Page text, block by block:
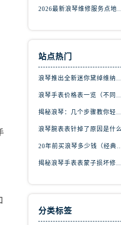
2026最新浪琴维修服
站点热门
浪琴推出全新迷你黛绰维纳系列间金腕表
浪琴手表价格表一览（不同系列与款式的价格区间）
揭秘浪琴：几个步骤教你轻松辨别真伪
浪琴腕表表针掉了原因是什
20年前买浪琴多少钱（经典名
揭秘浪琴手表表蒙子损坏修复秘籍，轻松重获透明之美！
分类标签